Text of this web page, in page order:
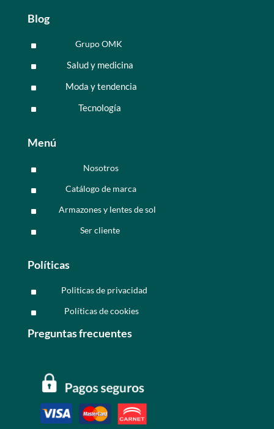
Blog
^ Grupo OMK
^ Salud y medicina
^ Moda y tendencia
^ Tecnología
Menú
^ Nosotros
^ Catálogo de marca
^ Armazones y lentes de sol
^ Ser cliente
Políticas
^ Politicas de privacidad
^ Políticas de cookies
Preguntas frecuentes